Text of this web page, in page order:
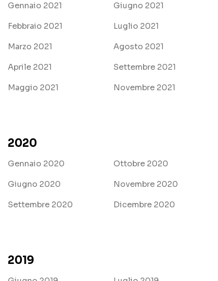
Gennaio 2021
Febbraio 2021
Marzo 2021
Aprile 2021
Maggio 2021
Giugno 2021
Luglio 2021
Agosto 2021
Settembre 2021
Novembre 2021
2020
Gennaio 2020
Giugno 2020
Settembre 2020
Ottobre 2020
Novembre 2020
Dicembre 2020
2019